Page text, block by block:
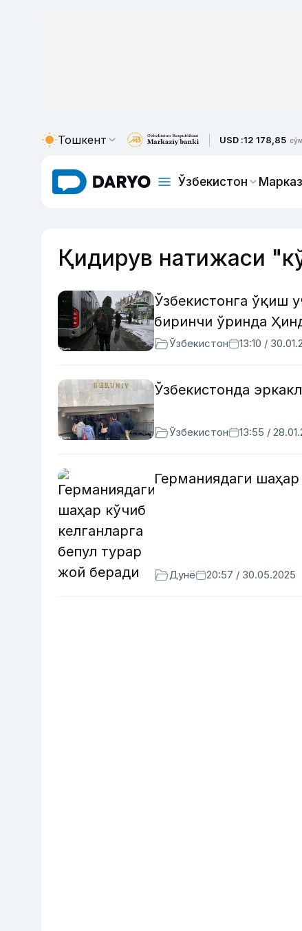
Тошкент USD :12 178,85 сўм
Ўзбекистон
Қидирув натижаси
Ўзбекистонга ўқиш
биринчи ўринда
Ўзбекистон 13:10 /
Ўзбекистонда
Ўзбекистон 13:55 /
Германиядаги
Дунё 20:57 / 30.05.2025